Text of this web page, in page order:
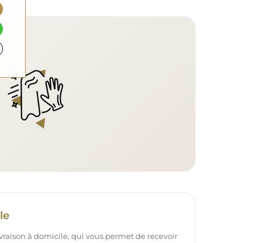
à domicile, qui vous permet de recevoir